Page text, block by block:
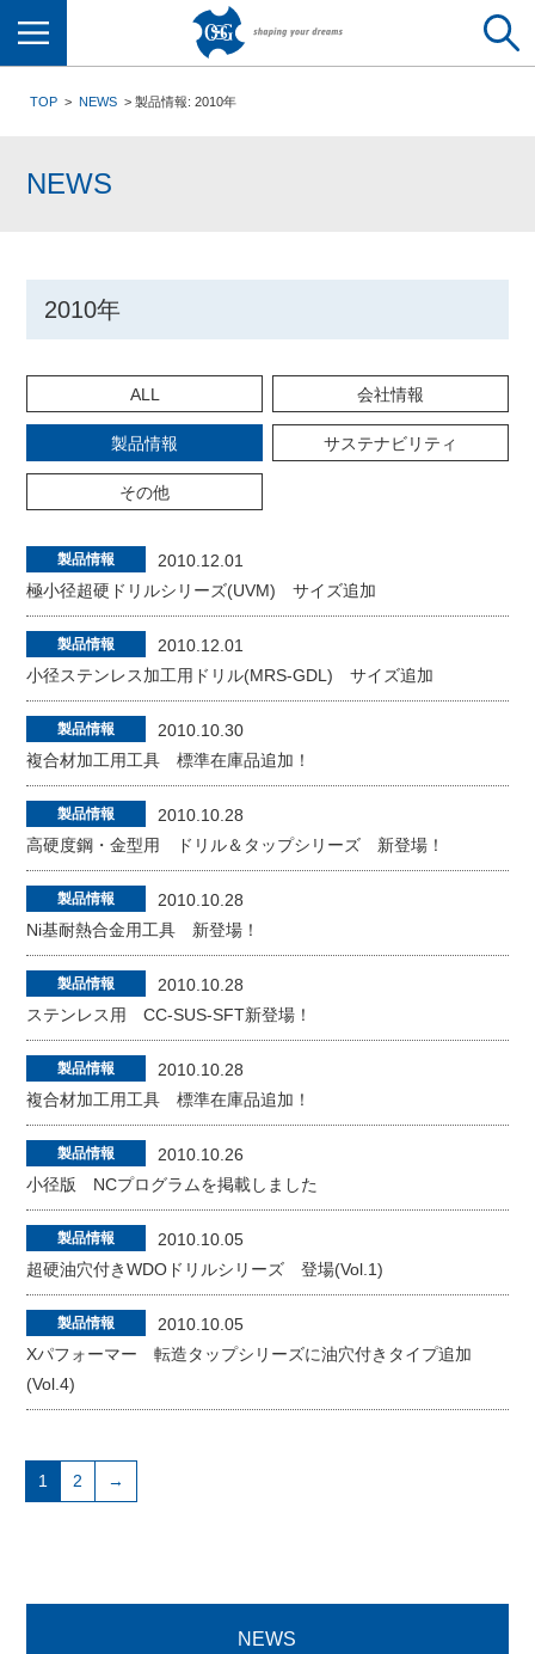
TOP NEWS 製品情報: 2010年
NEWS
2010年
ALL 会社情報
製品情報 サステナビリティ
その他
製品情報
2010.12.01
極小径超硬ドリルシリーズ(UVM) サイズ追加
製品情報
2010.12.01
小径ステンレス加工用ドリル(MRS-GDL) サイズ追加
製品情報
2010.10.30
複合材加工用工具 標準在庫品追加！
製品情報
2010.10.28
高硬度鋼・金型用 ドリル＆タップシリーズ 新登場！
製品情報
2010.10.28
Ni基耐熱合金用工具 新登場！
製品情報
2010.10.28
ステンレス用 CC-SUS-SFT新登場！
製品情報
2010.10.28
複合材加工用工具 標準在庫品追加！
製品情報
2010.10.26
小径版 NCプログラムを掲載しました
製品情報
2010.10.05
超硬油穴付きWDOドリルシリーズ 登場(Vol.1)
製品情報
2010.10.05
Xパフォーマー 転造タップシリーズに油穴付きタイプ追加
(Vol.4)
1 2 →
NEWS